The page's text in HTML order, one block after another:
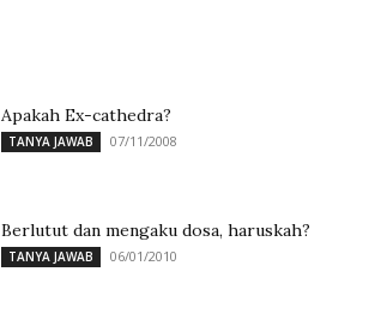
Apakah Ex-cathedra?
TANYA JAWAB 07/11/2008
Berlutut dan mengaku dosa, haruskah?
TANYA JAWAB 06/01/2010